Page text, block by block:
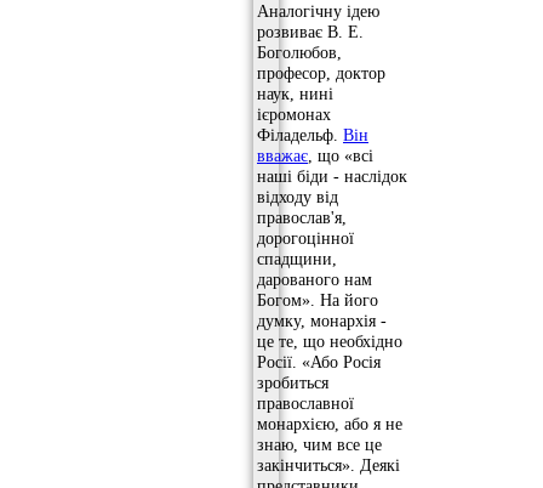
Аналогічну ідею
розвиває В. Е.
Боголюбов,
професор, доктор
наук, нині
ієромонах
Філадельф. Він
вважає, що «всі
наші біди - наслідок
відходу від
православ'я,
дорогоцінної
спадщини,
дарованого нам
Богом». На його
думку, монархія -
це те, що необхідно
Росії. «Або Росія
зробиться
православної
монархією, або я не
знаю, чим все це
закінчиться». Деякі